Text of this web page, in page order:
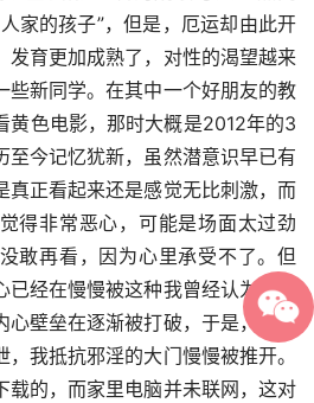
家的孩子”，但是，厄运却由此开
发育更加成熟了，对性的渴望越来
些新同学。在其中一个好朋友的教
黄色电影，那时大概是2012年的3
至今记忆犹新，虽然潜意识早已有
真正看起来还是感觉无比刺激，而
得非常恶心，可能是场面太过劲
敢再看，因为心里承受不了。但
经在慢慢被这种我曾经认为的恶
心壁垒在逐渐被打破，于是，恶心
我抵抗邪淫的大门慢慢被推开。
载的，而家里电脑并未联网，这对